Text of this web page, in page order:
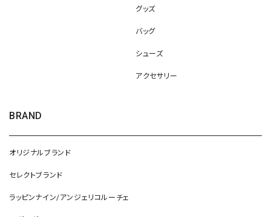
グッズ
バッグ
シューズ
アクセサリー
BRAND
オリジナルブランド
セレクトブランド
ラッピンナイン/アンジェリコルーチェ